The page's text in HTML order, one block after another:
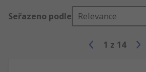
Seřazeno podle Relevance
1 z 14